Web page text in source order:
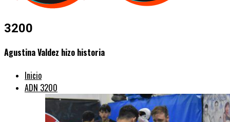
3200
Agustina Valdez hizo historia
Inicio
ADN 3200